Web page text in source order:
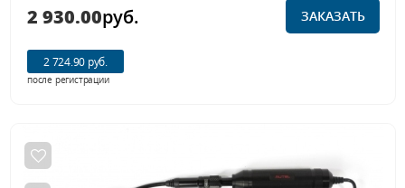
2 930.00руб. ЗАКАЗАТЬ
2 724.90 руб.
после регистрации